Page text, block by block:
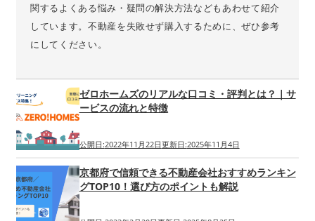
関するよくある悩み・疑問の解決方法などもあわせて紹介
しています。不動産を失敗せず購入するために、ぜひ参考
にしてください。
ゼロホームズのリアルな口コミ・評判とは？｜サ
ービスの流れと特徴
公開日:2022年11月22日更新日:2025年11月4日
京都府で信頼できる不動産会社おすすめランキン
グTOP10！選び方のポイントも解説